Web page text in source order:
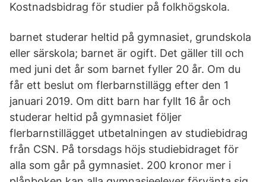
Kostnadsbidrag för studier på folkhögskola.
barnet studerar heltid på gymnasiet, grundskola
eller särskola; barnet är ogift. Det gäller till och
med juni det år som barnet fyller 20 år. Om du
får ett beslut om flerbarnstillägg efter den 1
januari 2019. Om ditt barn har fyllt 16 år och
studerar heltid på gymnasiet följer
flerbarnstillägget utbetalningen av studiebidrag
från CSN. På torsdags höjs studiebidraget för
alla som går på gymnasiet. 200 kronor mer i